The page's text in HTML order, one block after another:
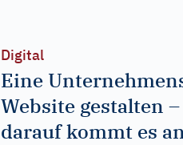
Digital
Eine
Website gestalten –
darauf kommt es